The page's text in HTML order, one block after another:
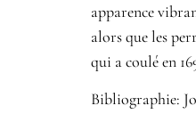
apparence
alors que les
qui a coulé en
Bibliographie: